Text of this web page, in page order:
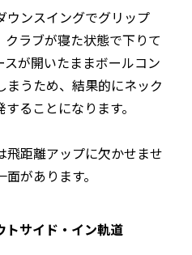
ウンスイングでグリップ
クラブが寝た状態で下りて
が開いたままボールコン
うため、結果的にネック
ることになります。
飛距離アップに欠かせませ
があります。
トサイド・イン軌道